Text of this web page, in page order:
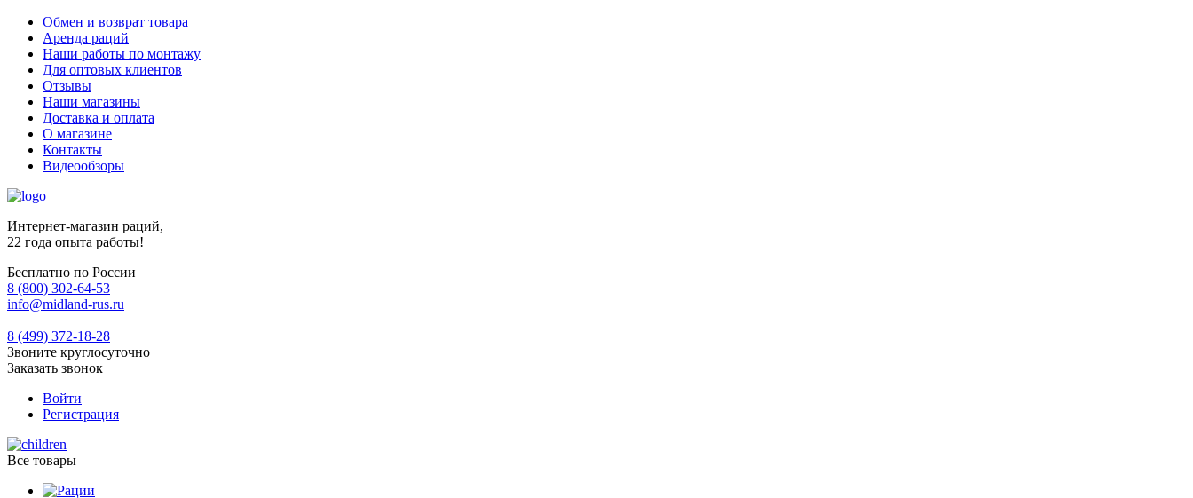
Обмен и возврат товара
Аренда раций
Наши работы по монтажу
Для оптовых клиентов
Отзывы
Наши магазины
Доставка и оплата
О магазине
Контакты
Видеообзоры
Интернет-магазин раций,
22 года опыта работы!
Бесплатно по России
8 (800) 302-64-53
info@midland-rus.ru
8 (499) 372-18-28
Звоните круглосуточно
Заказать звонок
Войти
Регистрация
Все товары